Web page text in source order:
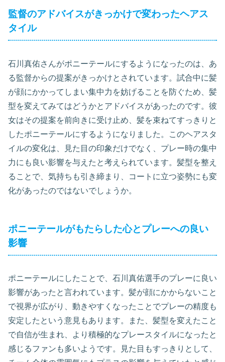
監督のアドバイスがきっかけで変わったヘアス
タイル
石川真佑さんがポニーテールにするようになったのは、あ
る監督からの提案がきっかけとされています。試合中に髪
が顔にかかってしまい集中力を妨げることを防ぐため、髪
型を変えてみてはどうかとアドバイスがあったのです。彼
女はその提案を前向きに受け止め、髪を束ねてすっきりと
したポニーテールにするようになりました。このヘアスタ
イルの変化は、見た目の印象だけでなく、プレー時の集中
力にも良い影響を与えたと考えられています。髪型を整え
ることで、気持ちも引き締まり、コートに立つ姿勢にも変
化があったのではないでしょうか。
ポニーテールがもたらした心とプレーへの良い
影響
ポニーテールにしたことで、石川真佑選手のプレーに良い
影響があったと言われています。髪が顔にかからないこと
で視界が広がり、動きやすくなったことでプレーの精度も
安定したという意見もあります。また、髪型を変えたこと
で自信が生まれ、より積極的なプレースタイルになったと
感じるファンも多いようです。見た目もすっきりとして、